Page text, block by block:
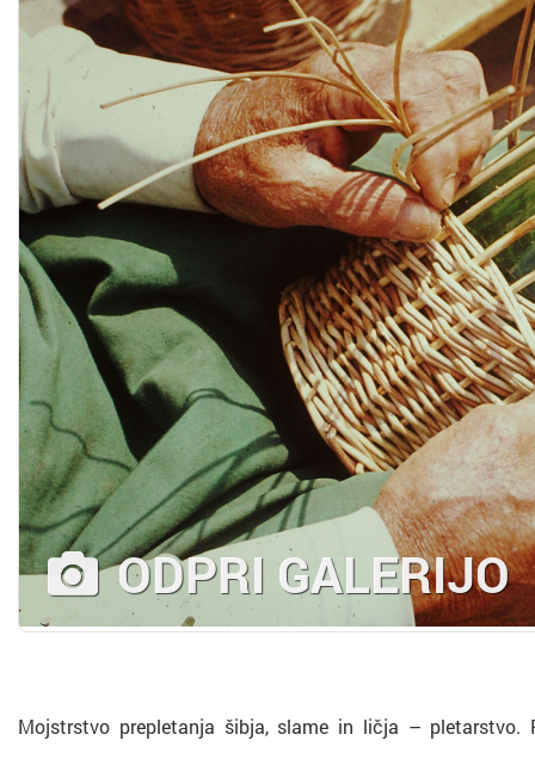
ODPRI GALERIJO
Mojstrstvo prepletanja šibja, slame in ličja –